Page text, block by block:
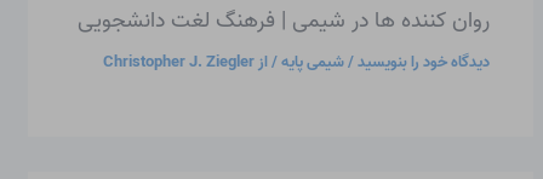
روان کننده ها در شیمی | فرهنگ لغت دانشجویی
دیدگاه‌ خود را بنویسید/شیمی پایه/ از Christopher J. Ziegler